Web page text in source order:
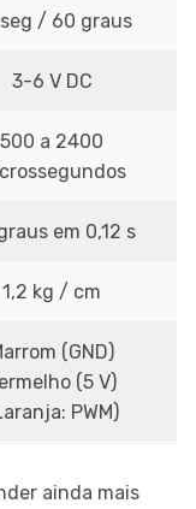
seg / 60 graus
3-6 V DC
500 a 2400
em 0,12 s
1,2 kg / cm
(GND)
(5 V)
PWM)
ainda mais